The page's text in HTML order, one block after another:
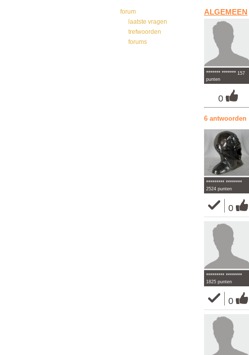
forum
laatste vragen
trefwoorden
forums
ALGEMEEN
******* ******* 157
punten
0
6 antwoorden
********* ********
2524 punten
0
********* ********
1825 punten
0